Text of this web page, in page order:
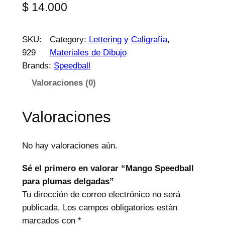
$14.000
SKU:
929
Category: Lettering y Caligrafía
Materiales de Dibujo
Brands: Speedball
Valoraciones (0)
Valoraciones
No hay valoraciones aún.
Sé el primero en valorar “Mango Speedball
para plumas delgadas”
Tu dirección de correo electrónico no será
publicada. Los campos obligatorios están
marcados con *